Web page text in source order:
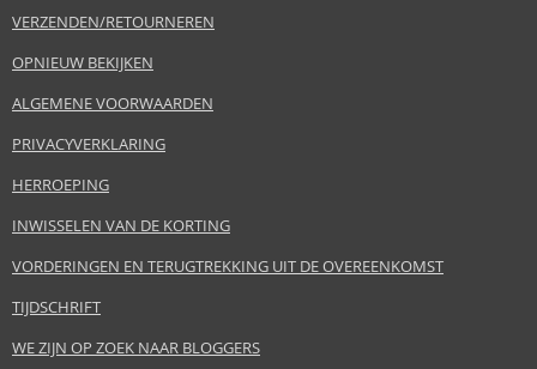
VERZENDEN/RETOURNEREN
OPNIEUW BEKIJKEN
ALGEMENE VOORWAARDEN
PRIVACYVERKLARING
HERROEPING
INWISSELEN VAN DE KORTING
VORDERINGEN EN TERUGTREKKING UIT DE OVEREENKOMST
TIJDSCHRIFT
WE ZIJN OP ZOEK NAAR BLOGGERS